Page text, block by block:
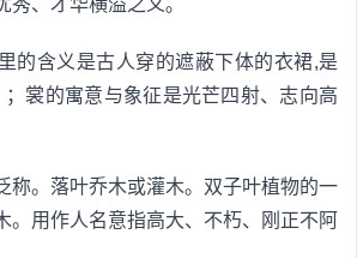
秀、才华横溢之义｡
的含义是古人穿的遮蔽下体的衣裙,是
裳的寓意与象征是光芒四射、志向高
称。落叶乔木或灌木。双子叶植物的一
。用作人名意指高大、不朽、刚正不阿